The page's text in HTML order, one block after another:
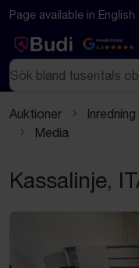
Hoppa till innehåll
Page available in English
Google Rating
4.5
Sök
Auktioner
Media
Kassalinje,